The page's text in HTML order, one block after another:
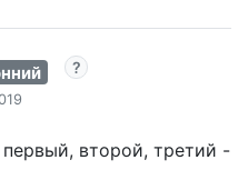
второй, третий -